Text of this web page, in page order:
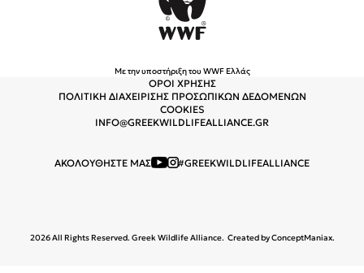
Με την υποστήριξη του WWF Ελλάς
ΟΡΟΙ ΧΡΗΣΗΣ
ΠΟΛΙΤΙΚΗ ΔΙΑΧΕΙΡΙΣΗΣ ΠΡΟΣΩΠΙΚΩΝ ΔΕΔΟΜΕΝΩΝ
COOKIES
INFO@GREEKWILDLIFEALLIANCE.GR
ΑΚΟΛΟΥΘΗΣΤΕ ΜΑΣ #GREEKWILDLIFEALLIANCE
2026 All Rights Reserved. Greek Wildlife Alliance. Created byConceptManiax.